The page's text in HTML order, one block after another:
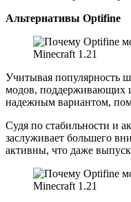
Альтернативы Optifine
Учитывая популярность
модов, поддерживающих
надежным вариантом,
Судя по стабильности и
заслуживает большего
активны, что даже